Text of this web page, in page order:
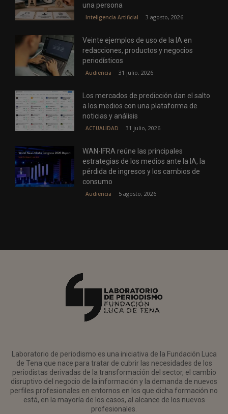
una persona
Inteligencia Artificial 3 agosto, 2026
Veinte ejemplos de uso de la IA en
redacciones, productos y negocios
periodísticos
Audiencia 31 julio, 2026
Los mercados de predicción dan el salto
a los medios con una plataforma de
noticias y análisis
ACTUALIDAD 31 julio, 2026
WAN-IFRA reúne las principales
estrategias de los medios ante la IA, la
pérdida de ingresos y los cambios de
consumo
Audiencia 5 agosto, 2026
Laboratorio de periodismo es una iniciativa de la Fundación Luca
de Tena que nace para tratar de cubrir las necesidades de los
periodistas derivadas de la transformación del sector, el cambio
disruptivo del negocio de la información y la demanda de nuevos
perfiles profesionales en entornos en los que dicha formación no
está, en la mayoría de los casos, al alcance de los nuevos
profesionales.